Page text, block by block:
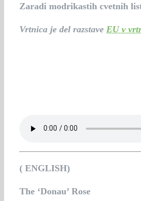
Zaradi modrikastih cvetnih
Vrtnica je del razstave EU v
( ENGLISH)
The ‘Donau’ Rose